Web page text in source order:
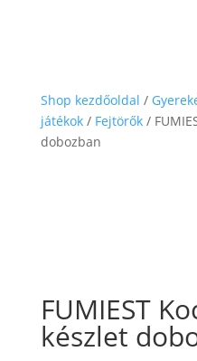
Shop kezdőoldal /
játékok/ Fejtörők/
dobozban
FUMIEST
készlet